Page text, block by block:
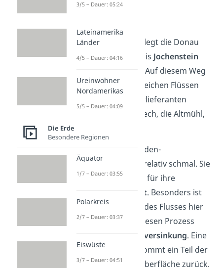
Donau Verlauf in
Auf deutschem Gebiet legt die Donau
von
Donaueschingen bis Jochenstein
zurück. Auf diesem Weg
bekommt sie von zahlreichen Flüssen
Wasser. Zu den Wasserlieferanten
gehören die Iller, der Lech, die Altmühl,
die Isar und die Inn.
in Baden-
Württemberg ist noch relativ schmal. Sie
ist bekannt und beliebt für ihre
landschaftliche Vielfalt. Besonders ist
vor allem, dass ein Teil des Flusses hier
im Boden versickert. Diesen Prozess
Donauversinkung. Eine
kurze Strecke später kommt ein Teil der
Donau wieder an die Oberfläche zurück.
3/5 – Dauer: 05:24
Lateinamerika
Länder
4/5 – Dauer: 04:16
Ureinwohner
Nordamerikas
5/5 – Dauer: 04:09
Die Erde
Besondere Regionen
Äquator
1/7 – Dauer: 03:55
Polarkreis
2/7 – Dauer: 03:37
Eiswüste
3/7 – Dauer: 04:51